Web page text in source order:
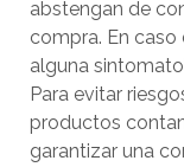
abstengan de
compra. En
alguna
Para evitar
productos
garantizar una